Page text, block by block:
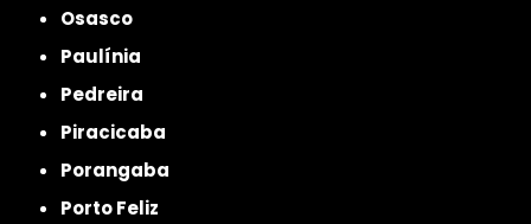
Osasco
Paulínia
Pedreira
Piracicaba
Porangaba
Porto Feliz